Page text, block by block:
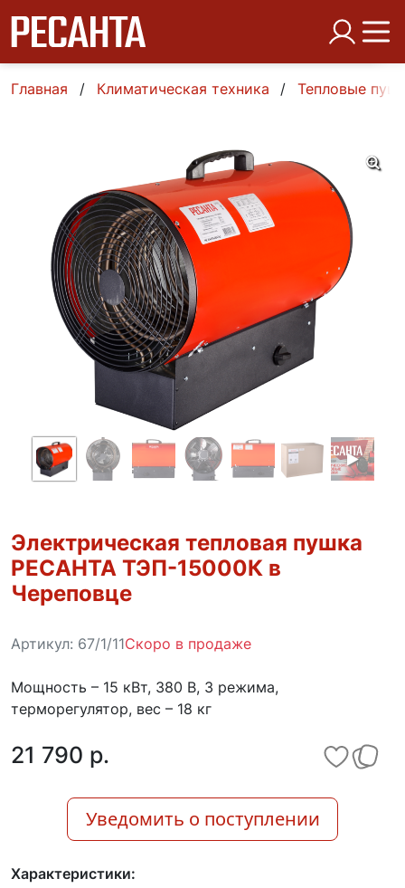
Главная Климатическая техника Тепловые
Электрическая тепловая пушка
РЕСАНТА ТЭП-15000К в
Череповце
Артикул: 67/1/11Скоро в продаже
Мощность – 15 кВт, 380 В, 3 режима,
терморегулятор, вес – 18 кг
21 790 p.
Уведомить о поступлении
Характеристики: